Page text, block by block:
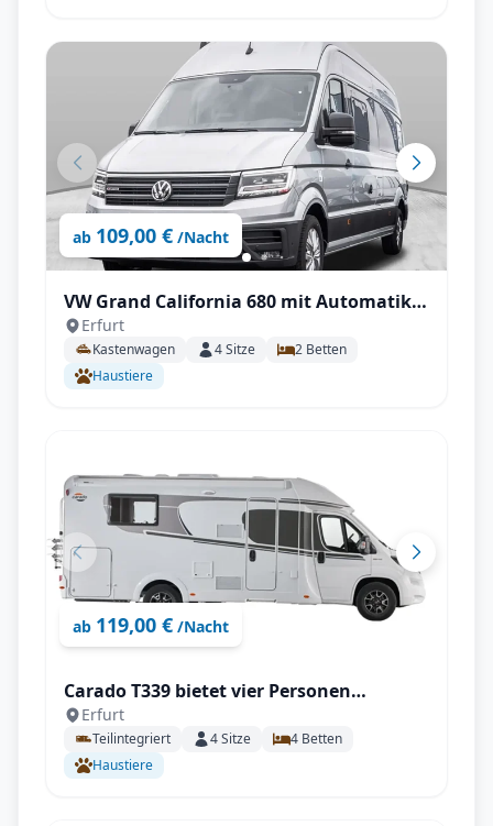
ab 109,00 € /Nacht
VW Grand California 680 mit Automatik,
Erfurt
Kastenwagen 4Sitze 2 Betten
Haustiere
ab 119,00 € /Nacht
Carado T339 bietet vier Personen
ausreichend Platz für einen schönen
Urlaub ohne Kompromisse
Erfurt
Teilintegriert 4Sitze 4 Betten
Haustiere